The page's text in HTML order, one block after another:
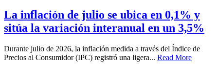
La inflación de julio se ubica en 0,1% y
sitúa la variación interanual en un 3,5%
Durante julio de 2026, la inflación medida a través del Índice de
Precios al Consumidor (IPC) registró una ligera... Read More